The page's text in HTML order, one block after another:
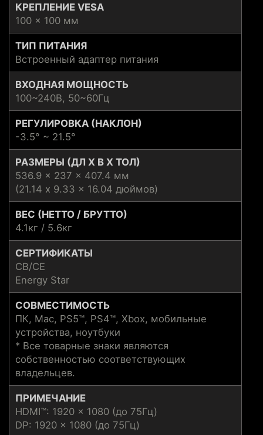
КРЕПЛЕНИЕ VESA
100 x 100 мм
ТИП ПИТАНИЯ
Встроенный адаптер питания
ВХОДНАЯ МОЩНОСТЬ
100~240В, 50~60Гц
РЕГУЛИРОВКА (НАКЛОН)
-3.5° ~ 21.5°
РАЗМЕРЫ (ДЛ Х В Х ТОЛ)
536.9 x 237 x 407.4 мм
(21.14 x 9.33 x 16.04 дюймов)
ВЕС (НЕТТО / БРУТТО)
4.1кг / 5.6кг
СЕРТИФИКАТЫ
CB/CE
Energy Star
СОВМЕСТИМОСТЬ
ПК, Mac, PS5™, PS4™, Xbox, мобильные
устройства, ноутбуки
* Все товарные знаки являются
собственностью соответствующих
владельцев.
ПРИМЕЧАНИЕ
HDMI™: 1920 x 1080 (до 75Гц)
DP: 1920 x 1080 (до 75Гц)